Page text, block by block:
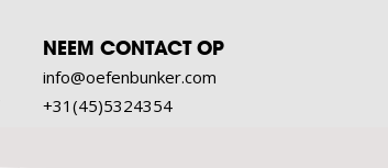
NEEM CONTACT OP
info@oefenbunker.com
+31(45)5324354